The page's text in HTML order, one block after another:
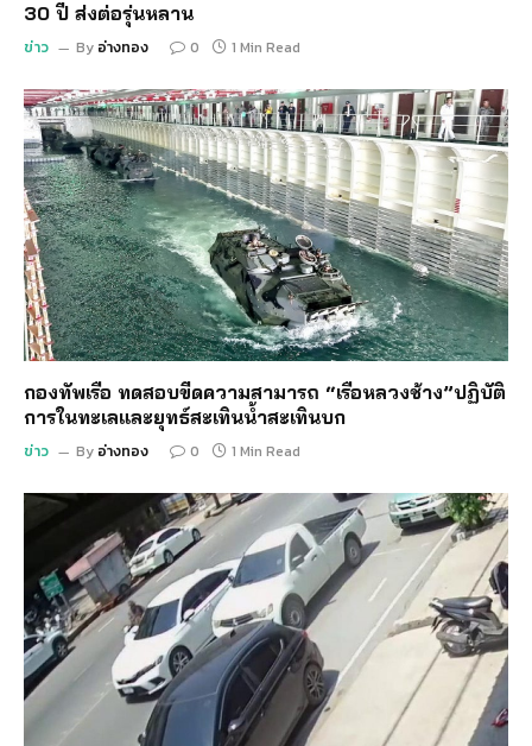
30 ปี ส่งต่อรุ่นหลาน
ข่าว By อ่างทอง 0 1 Min Read
กองทัพเรือ ทดสอบขีดความสามารถ “เรือหลวงช้าง”ปฏิบัติ
การในทะเลและยุทธ์สะเทินน้ำสะเทินบก
ข่าว By อ่างทอง 0 1 Min Read